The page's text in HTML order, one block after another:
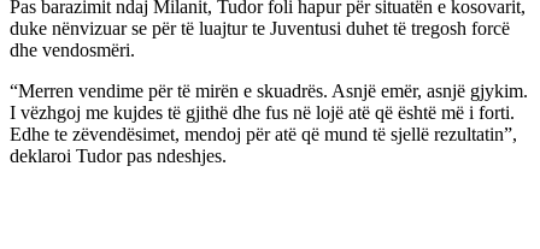
Pas barazimit ndaj Milanit, Tudor foli hapur për situatën e kosovarit,
duke nënvizuar se për të luajtur te Juventusi duhet të tregosh forcë
dhe vendosmëri.
“Merren vendime për të mirën e skuadrës. Asnjë emër, asnjë gjykim.
I vëzhgoj me kujdes të gjithë dhe fus në lojë atë që është më i forti.
Edhe te zëvendësimet, mendoj për atë që mund të sjellë rezultatin”,
deklaroi Tudor pas ndeshjes.